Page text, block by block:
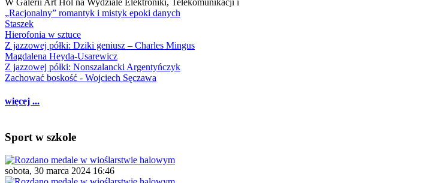
W Galerii Art Hol na Wydziale Elektroniki, Telekomunikacji i
„Racjonalny” romantyk i mistyk epoki danych
Staszek
Hierofonia w sztuce
Z jazzowej półki: Dziki geniusz – Charles Mingus
Magdalena Heyda-Usarewicz
Z jazzowej półki: Nonszalancki Argentyńczyk
Zachować boskość - Wojciech Sęczawa
więcej ...
Sport w szkole
sobota, 30 marca 2024 16:46